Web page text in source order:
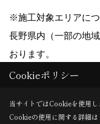
※施工対象エリアに
長野県内（一部の地
おります。
Copyright (c)
Cookieポリシー
当サイトではCookieを使用し
Cookieの使用に関する詳細は